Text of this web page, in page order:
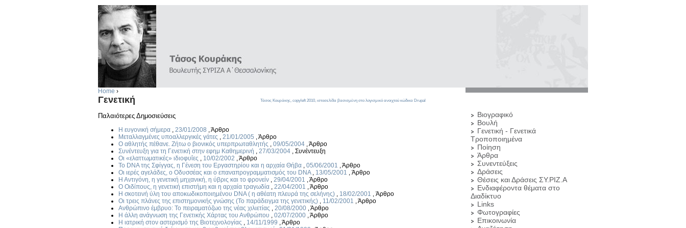
Home ›
Γενετική
Παλαιότερες Δημοσιεύσεις
Η ευγονική σήμερα , 23/01/2008 ,Άρθρο
Μεταλλαγμένες υποαλλεργικές γάτες , 21/01/2005 ,Άρθρο
Ο αθλητής πέθανε. Ζήτω ο βιονικός υπερπρωταθλητής , 09/05/2004 ,Άρθρο
Συνέντευξη για τη Γενετική στην εφημ Καθημερινή , 27/03/2004 , Συνέντευξη
Οι «ελαττωματικές» ιδιοφυΐες , 10/02/2002 ,Άρθρο
Το DNA της Σφίγγας, η Γένεση του Εργαστηρίου και η αρχαία Θήβα , 05/06/2001 ,Άρθρο
Οι ιερές αγελάδες, ο Οδυσσέας και ο επαναπρογραμματισμός του DNA , 13/05/2001 , Άρθρο
Η Αντιγόνη, η γενετική μηχανική, η ύβρις και το φρονείν , 29/04/2001 ,Άρθρο
Ο Οιδίπους, η γενετική επιστήμη και η αρχαία τραγωδία , 22/04/2001 ,Άρθρο
Η σκοτεινή ύλη του αποκωδικοποιημένου DNA ( η αθέατη πλευρά της σελήνης) , 18/02/2001 , Άρθρο
Οι τρεις πλάνες της επιστημονικής γνώσης (Το παράδειγμα της γενετικής) , 11/02/2001 ,Άρθρο
Ανθρώπινο έμβρυο: Το πειραματόζωο της νέας χιλιετίας , 20/08/2000 ,Άρθρο
Η άλλη ανάγνωση της Γενετικής Χάρτας του Ανθρώπου , 02/07/2000 ,Άρθρο
Η ιατρική στον αστερισμό της Βιοτεχνολογίας , 14/11/1999 ,Άρθρο
Βιογραφικό
Βουλή
Γενετική - Γενετικά
Τροποποιημένα
Ποίηση
Άρθρα
Συνεντεύξεις
Δράσεις
Θέσεις και Δράσεις ΣΥ.ΡΙΖ.Α
Ενδιαφέροντα θέματα στο
Διαδίκτυο
Links
Φωτογραφίες
Επικοινωνία
Τάσος Κουράκης, copyleft 2010, ιστοσελίδα βασισμένη στο λογισμικό ανοιχτού κώδικα Drupal